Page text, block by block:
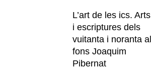
L’art de les ics. Arts
i escriptures dels
vuitanta i noranta al
fons Joaquim
Pibernat